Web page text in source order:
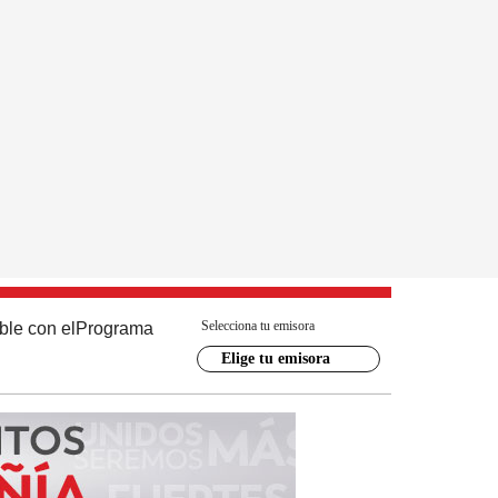
con el Programa Selecciona tu emisora
Elige tu emisora